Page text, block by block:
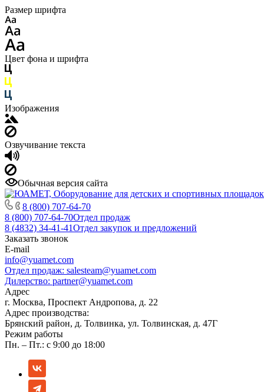
Размер шрифта
Цвет фона и шрифта
Изображения
Озвучивание текста
Обычная версия сайта
8 (800) 707-64-70
8 (800) 707-64-70Отдел продаж
8 (4832) 34-41-41Отдел закупок и предложений
Заказать звонок
E-mail
info@yuamet.com
Отдел продаж: salesteam@yuamet.com
Дилерство: partner@yuamet.com
Адрес
г. Москва, Проспект Андропова, д. 22
Адрес производства:
Брянский район, д. Толвинка, ул. Толвинская, д. 47Г
Режим работы
Пн. – Пт.: с 9:00 до 18:00